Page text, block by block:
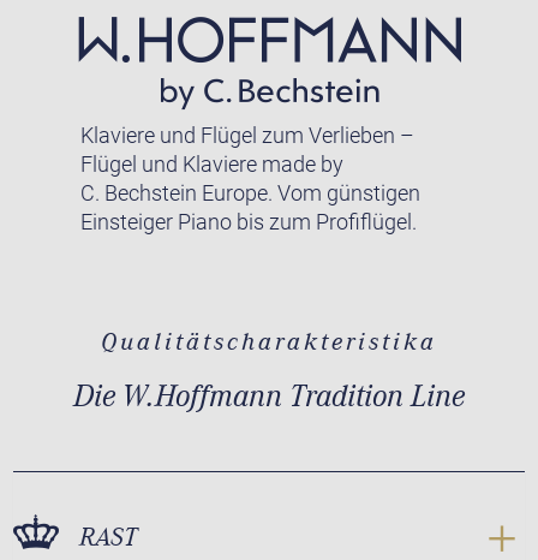
Klaviere und Flügel zum Verlieben –
Flügel und Klaviere made by
C. Bechstein Europe. Vom günstigen
Einsteiger Piano bis zum Profiflügel.
Qualitätscharakteristika
Die W.Hoffmann Tradition Line
RAST